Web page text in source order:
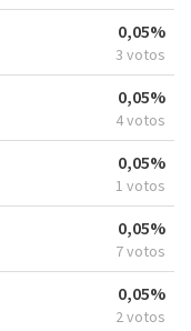
0,05%
3 votos
0,05%
4 votos
0,05%
1 votos
0,05%
7 votos
0,05%
2 votos